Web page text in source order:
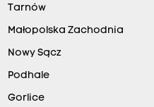
Tarnów
Małopolska Zachodnia
Nowy Sącz
Podhale
Gorlice